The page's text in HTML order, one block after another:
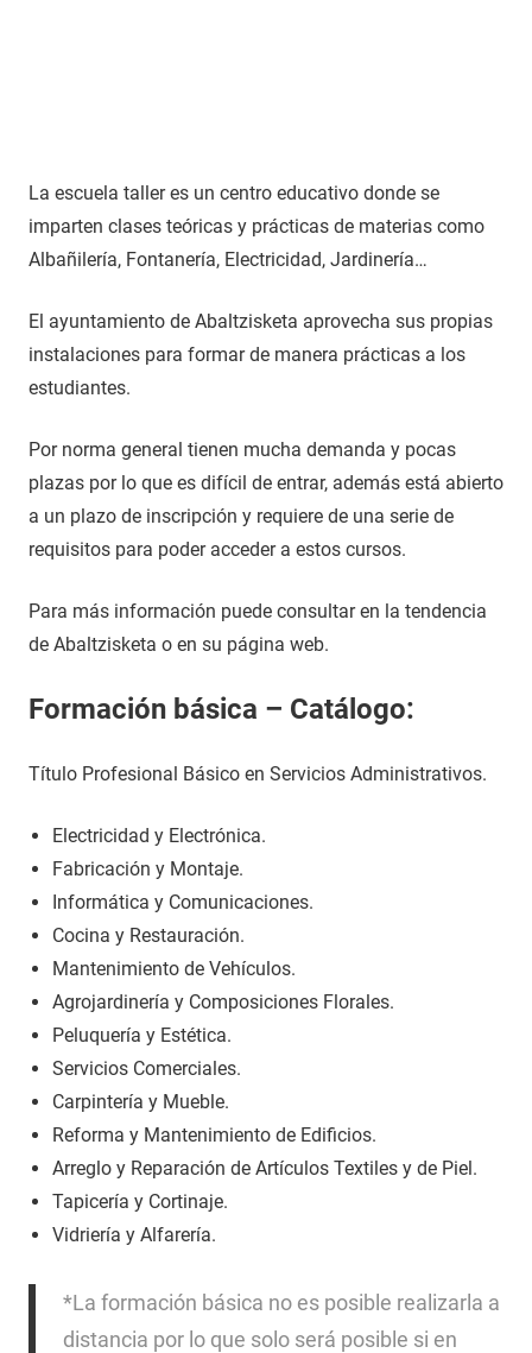
La escuela taller es un centro educativo donde se
imparten clases teóricas y prácticas de materias como
Albañilería, Fontanería, Electricidad, Jardinería…
El ayuntamiento de Abaltzisketa aprovecha sus propias
instalaciones para formar de manera prácticas a los
estudiantes.
Por norma general tienen mucha demanda y pocas
plazas por lo que es difícil de entrar, además está abierto
a un plazo de inscripción y requiere de una serie de
requisitos para poder acceder a estos cursos.
Para más información puede consultar en la tendencia
de Abaltzisketa o en su página web.
Formación básica – Catálogo:
Título Profesional Básico en Servicios Administrativos.
Electricidad y Electrónica.
Fabricación y Montaje.
Informática y Comunicaciones.
Cocina y Restauración.
Mantenimiento de Vehículos.
Agrojardinería y Composiciones Florales.
Peluquería y Estética.
Servicios Comerciales.
Carpintería y Mueble.
Reforma y Mantenimiento de Edificios.
Arreglo y Reparación de Artículos Textiles y de Piel.
Tapicería y Cortinaje.
Vidriería y Alfarería.
*La formación básica no es posible realizarla a
distancia por lo que solo será posible si en